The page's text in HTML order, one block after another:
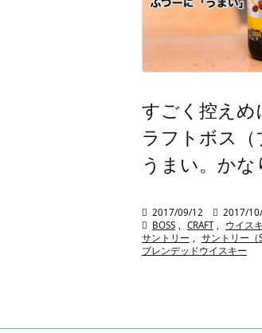
すごく控えめ
ラフトボス
うまい。かな
 2017/09/12  2017/
 BOSS , CRAFT , ウイス
サントリー , サントリー（
ブレンデッドウイスキー